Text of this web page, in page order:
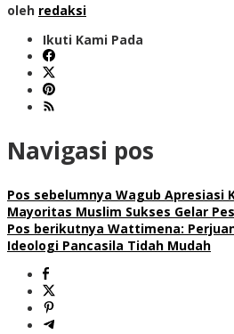
oleh redaksi
Ikuti Kami Pada
Navigasi pos
Pos sebelumnya Wagub Apresiasi
Mayoritas Muslim Sukses Gelar
Pos berikutnya Wattimena:
Ideologi Pancasila Tidah Mudah